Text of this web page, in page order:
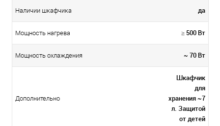
Наличии шкафчика да
Мощность нагрева ≥ 500 Вт
Мощность охлаждения ~ 70 Вт
Дополнительно
Шкафчик
для
хранения ~7
л. Защитой
от детей